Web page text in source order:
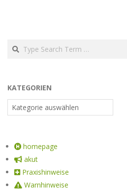
KATEGORIEN
homepage
akut
Praxishinweise
Warnhinweise